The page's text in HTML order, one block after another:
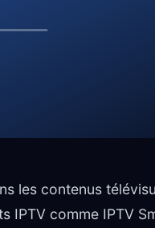
les contenus
IPTV comme IPTV